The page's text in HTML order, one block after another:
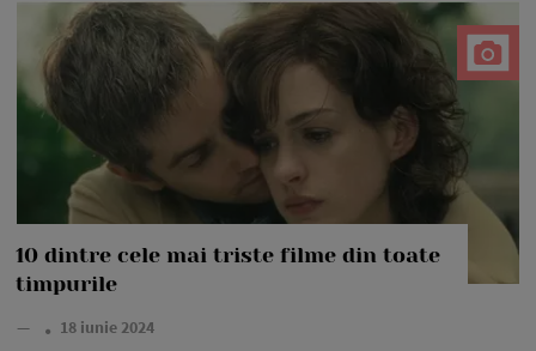
10 dintre cele mai triste filme din toate
timpurile
— 18 iunie 2024